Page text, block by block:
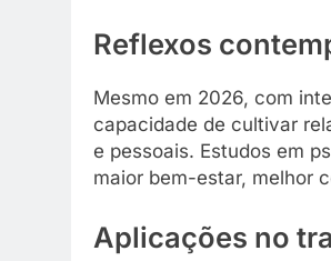
Reflexos
Mesmo em 2026, com
capacidade de cultivar
e pessoais. Estudos em
maior bem-estar, melhor
Aplicações no